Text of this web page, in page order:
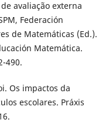
avaliação externa
Federación
de Matemáticas (Ed.).
Matemática.
490.
Os impactos da
escolares. Práxis